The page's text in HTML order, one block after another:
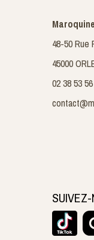
48-50 Rue
45000
02 38 53